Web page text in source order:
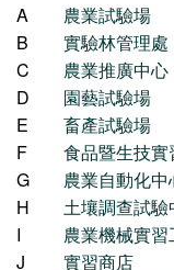
A
農業試驗場
B
實驗林管理處
C
農業推廣中心
D
園藝試驗場
E
畜產試驗場
F
食品暨生技實
G
農業自動化中
H
土壤調查試驗
I
農業機械實習
J
實習商店